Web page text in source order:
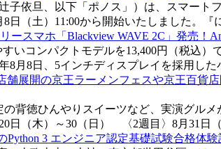
子依旦、以下「ポノス」）は、スマー
日（土）11:00から開始いたしました。
ースマホ「Blackview WAVE 2C」発売！
いコンパクトモデルを13,400円（税込
8月8日、5インチディスプレイを採用し
舗展開の京王ラーメンフェスや京王百
背徳ひんやりスイーツなど、実演グル
日（木）～30（日） 〈2週目〉8月31
3 エンジニア認定基礎試験合格体